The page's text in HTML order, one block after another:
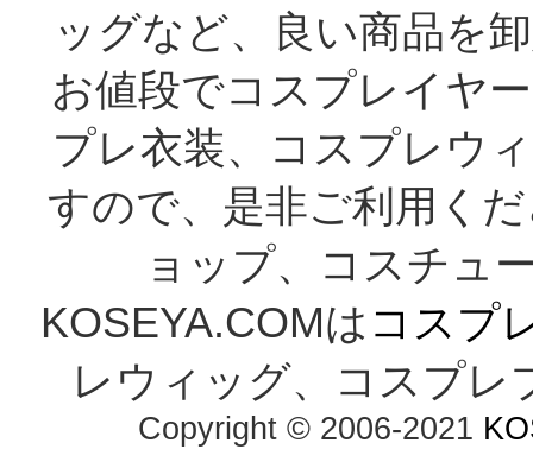
ッグなど、良い商品を
お値段でコスプレイヤ
プレ衣装、コスプレウ
すので、是非ご利用く
ョップ、コスチュ
KOSEYA.COMは コスプ
レウィッグ、コスプレ
Copyright © 2006-2021